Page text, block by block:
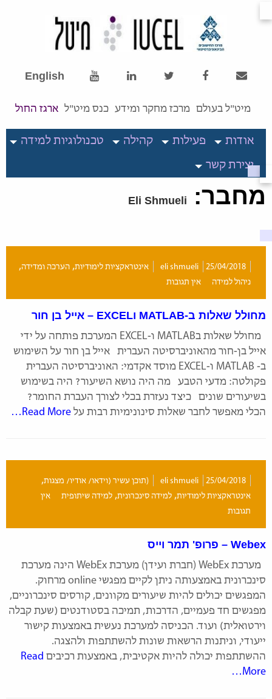
English
מיט"ל בעולם מרכז מחקר ומידע כנס מיט"ל ארגז החול
אודות פעילות קהילה
טכנולוגיות למידה
יצירת קשר
מחבר: Eli Shmueli
25/04/2018
eli shmueli אינטראקציות לימודיות, הערכה ומדידה,
ניהול למידה אין תגובות
מחולל שאלות ב-MATLAB וEXCEL – אייל בן חור
מחולל שאלות בMATLAB ו-EXCEL המערכת פותחה על ידי
אייל בן-חור מהאוניברסיטה העברית אייל בן חור על השימוש
ב- MATLAB ו-EXCEL מוסד אקדמי: האוניברסיטה העברית
פקולטה: מדעי הטבע מה היה נושא השיעור? היה בשימוש
בשיעורים שונים כיצד נעזרת בכלי לצורך העברת החומר?
הכלי מאפשר לחבר שאלות סינונימיות רבות על Read More…
25/04/2018
eli shmueli (תוכן עשיר (וידאו/ אודיו/ מצגות,
אינטראקציות לימודיות, למידה סינכרונית, למידה שיתופית
אין
תגובות
Webex – פרופ' תמר וייס
מערכת WebEx (חברת ועידן) מערכת WebEx הינה מערכת
סינכרונית באמצעותה ניתן לקיים מפגשי online מרחוק.
המפגשים יכולים להיות שיעורים מקוונים, קורסים סינכרוניים,
מפגשים חד פעמיים, הדרכות, תמיכה בסטודנטים (שעת קבלה
וירטואלית) ועוד. הכניסה למערכת נעשית באמצעות קישור
ייעודי, וניתנות הרשאות שונות להשתתפות ולהצגה.
ההשתתפות יכולה להיות אקטיבית, באמצעות רכיבים Read
More…